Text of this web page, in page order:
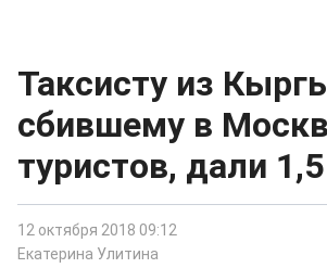
Таксисту из
сбившему в
туристов, дали
12 октября 2018 09:12
Екатерина Улитина